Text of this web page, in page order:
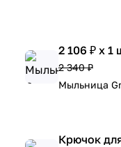
2 106 ₽ x 1
2 340 ₽
Мыльница
Крючок